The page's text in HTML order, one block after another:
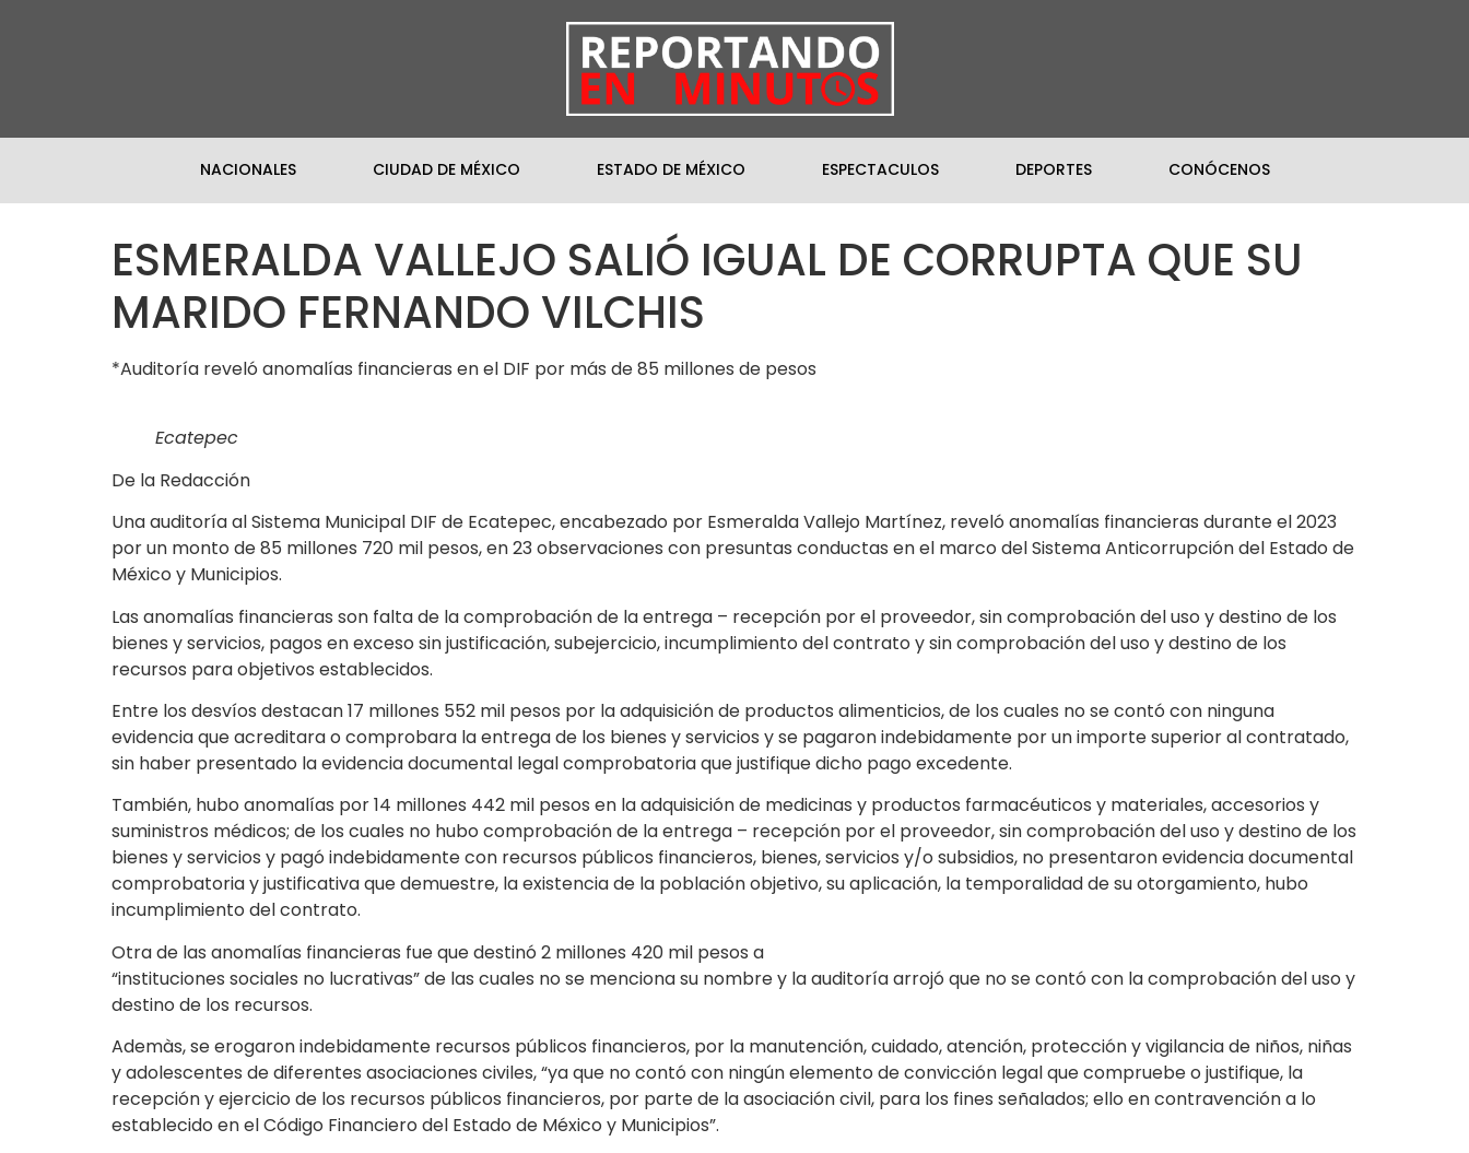
NACIONALES CIUDAD DE MÉXICO ESTADO DE MÉXICO ESPECTACULOS DEPORTES CONÓCENOS
ESMERALDA VALLEJO SALIÓ IGUAL DE CORRUPTA QUE SU
MARIDO FERNANDO VILCHIS
*Auditoría reveló anomalías financieras en el DIF por más de 85 millones de pesos
Ecatepec
De la Redacción
Una auditoría al Sistema Municipal DIF de Ecatepec, encabezado por Esmeralda Vallejo Martínez, reveló anomalías financieras durante el 2023
por un monto de 85 millones 720 mil pesos, en 23 observaciones con presuntas conductas en el marco del Sistema Anticorrupción del Estado de
México y Municipios.
Las anomalías financieras son falta de la comprobación de la entrega – recepción por el proveedor, sin comprobación del uso y destino de los
bienes y servicios, pagos en exceso sin justificación, subejercicio, incumplimiento del contrato y sin comprobación del uso y destino de los
recursos para objetivos establecidos.
Entre los desvíos destacan 17 millones 552 mil pesos por la adquisición de productos alimenticios, de los cuales no se contó con ninguna
evidencia que acreditara o comprobara la entrega de los bienes y servicios y se pagaron indebidamente por un importe superior al contratado,
sin haber presentado la evidencia documental legal comprobatoria que justifique dicho pago excedente.
También, hubo anomalías por 14 millones 442 mil pesos en la adquisición de medicinas y productos farmacéuticos y materiales, accesorios y
suministros médicos; de los cuales no hubo comprobación de la entrega – recepción por el proveedor, sin comprobación del uso y destino de los
bienes y servicios y pagó indebidamente con recursos públicos financieros, bienes, servicios y/o subsidios, no presentaron evidencia documental
comprobatoria y justificativa que demuestre, la existencia de la población objetivo, su aplicación, la temporalidad de su otorgamiento, hubo
incumplimiento del contrato.
Otra de las anomalías financieras fue que destinó 2 millones 420 mil pesos a
“instituciones sociales no lucrativas” de las cuales no se menciona su nombre y la auditoría arrojó que no se contó con la comprobación del uso y
destino de los recursos.
Ademàs, se erogaron indebidamente recursos públicos financieros, por la manutención, cuidado, atención, protección y vigilancia de niños, niñas
y adolescentes de diferentes asociaciones civiles, “ya que no contó con ningún elemento de convicción legal que compruebe o justifique, la
recepción y ejercicio de los recursos públicos financieros, por parte de la asociación civil, para los fines señalados; ello en contravención a lo
establecido en el Código Financiero del Estado de México y Municipios”.